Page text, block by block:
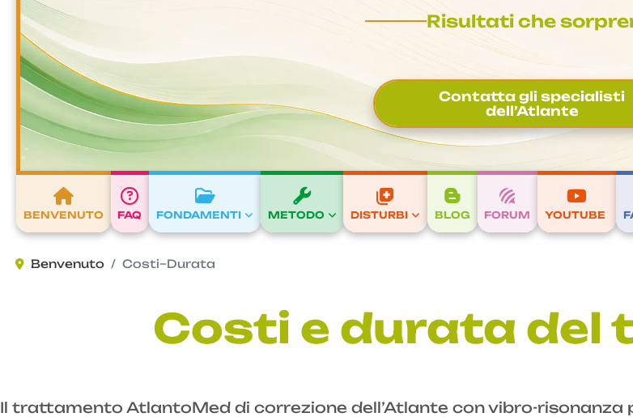
Risultati che
Contatta gli specialisti
dell’Atlante
BENVENUTO FAQ FONDAMENTI METODO DISTURBI BLOG FORUM YOUTUBE
Benvenuto Costi–Durata
Costi e durata
Il trattamento AtlantoMed di correzione dell’Atlante con vibro-risonanza